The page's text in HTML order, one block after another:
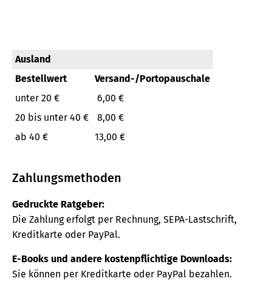
Ausland
Bestellwert
Versand-/Portopauschale
unter 20 €
6,00 €
20 bis unter 40 €
8,00 €
ab 40 €
13,00 €
Zahlungsmethoden
Gedruckte Ratgeber:
Die Zahlung erfolgt per Rechnung, SEPA-Lastschrift,
Kreditkarte oder PayPal.
E-Books und andere kostenpflichtige Downloads:
Sie können per Kreditkarte oder PayPal bezahlen.